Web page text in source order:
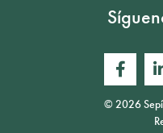
© 2026